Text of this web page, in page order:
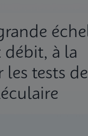
débit, à la
tests de